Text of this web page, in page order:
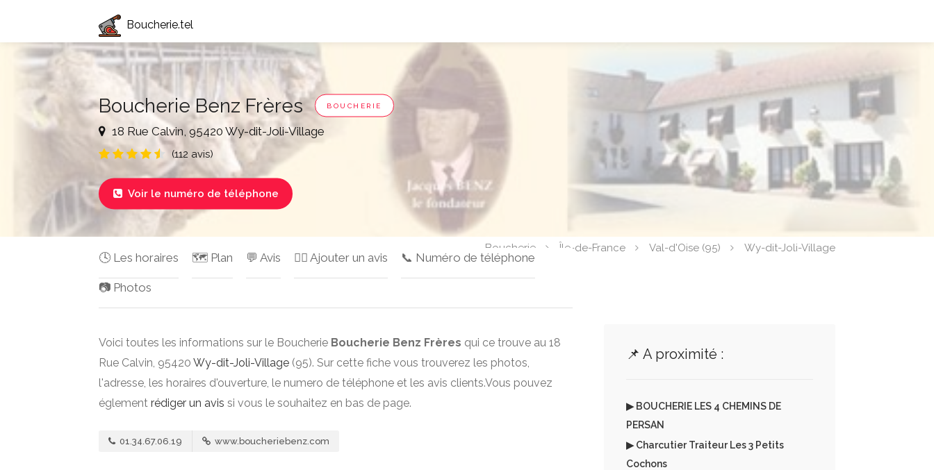
Boucherie.tel
Boucherie Benz Frères BOUCHERIE
18 Rue Calvin, 95420 Wy-dit-Joli-Village
(112 avis)
 Voir le numéro de téléphone
Boucherie Île-de-France Val-d'Oise (95) Wy-dit-Joli-Village
🕓 Les horaires 🗺️ Plan 💬 Avis ✍🏻 Ajouter un avis 📞 Numéro de téléphone
📷 Photos
Voici toutes les informations sur le Boucherie Boucherie Benz Frères qui ce trouve au 18
Rue Calvin, 95420 Wy-dit-Joli-Village (95). Sur cette fiche vous trouverez les photos,
l'adresse, les horaires d'ouverture, le numero de téléphone et les avis clients.Vous pouvez
églement rédiger un avis si vous le souhaitez en bas de page.
01.34.67.06.19 www.boucheriebenz.com
📌 A proximité :
▶ BOUCHERIE LES 4 CHEMINS DE
PERSAN
▶ Charcutier Traiteur Les 3 Petits
Cochons